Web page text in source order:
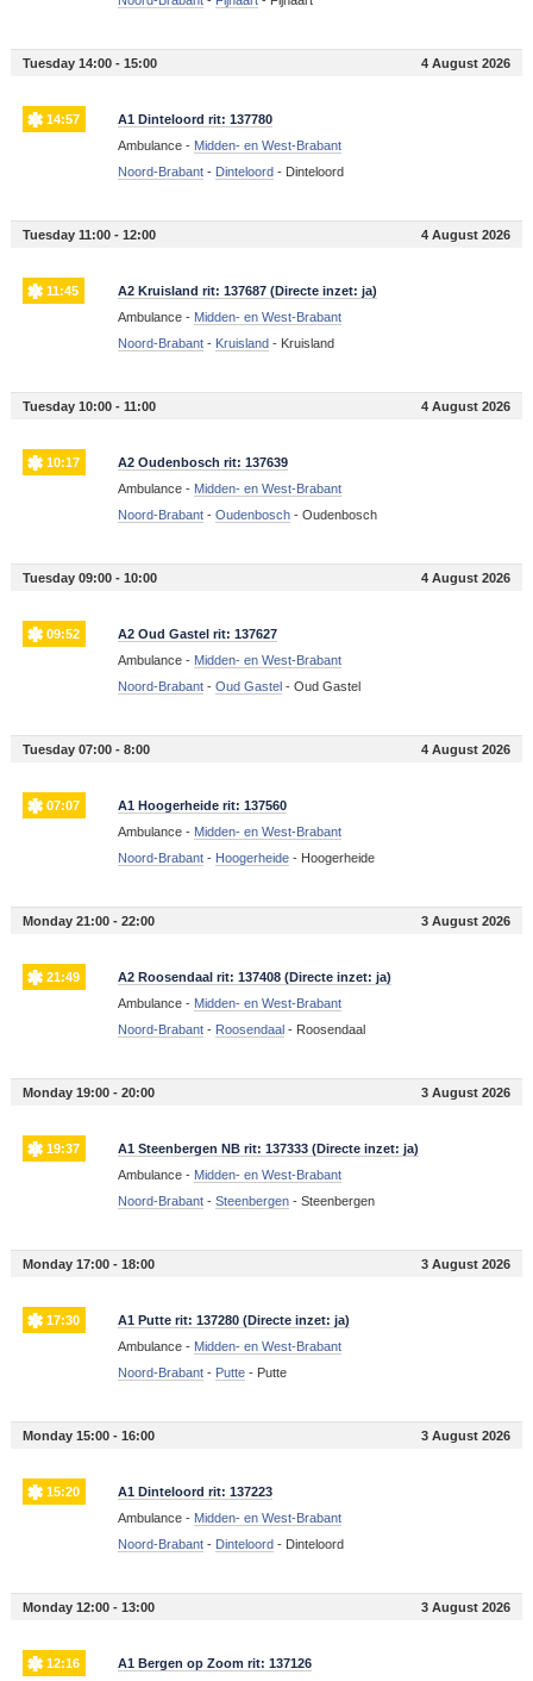
Tuesday 14:00 - 15:00 4 August 2026
14:57
A1 Dinteloord rit: 137780
Ambulance - Midden- en West-Brabant
Noord-Brabant- Dinteloord - Dinteloord
Tuesday 11:00 - 12:00 4 August 2026
11:45
A2 Kruisland rit: 137687 (Directe inzet: ja)
Ambulance - Midden- en West-Brabant
Noord-Brabant- Kruisland - Kruisland
Tuesday 10:00 - 11:00 4 August 2026
10:17
A2 Oudenbosch rit: 137639
Ambulance - Midden- en West-Brabant
Noord-Brabant- Oudenbosch- Oudenbosch
Tuesday 09:00 - 10:00 4 August 2026
09:52
A2 Oud Gastel rit: 137627
Ambulance - Midden- en West-Brabant
Noord-Brabant- Oud Gastel - Oud Gastel
Tuesday 07:00 - 8:00 4 August 2026
07:07
A1 Hoogerheide rit: 137560
Ambulance - Midden- en West-Brabant
Noord-Brabant- Hoogerheide- Hoogerheide
Monday 21:00 - 22:00 3 August 2026
21:49
A2 Roosendaal rit: 137408 (Directe inzet: ja)
Ambulance - Midden- en West-Brabant
Noord-Brabant- Roosendaal - Roosendaal
Monday 19:00 - 20:00 3 August 2026
19:37
A1 Steenbergen NB rit: 137333 (Directe inzet: ja)
Ambulance - Midden- en West-Brabant
Noord-Brabant- Steenbergen- Steenbergen
Monday 17:00 - 18:00 3 August 2026
17:30
A1 Putte rit: 137280 (Directe inzet: ja)
Ambulance - Midden- en West-Brabant
Noord-Brabant- Putte- Putte
Monday 15:00 - 16:00 3 August 2026
15:20
A1 Dinteloord rit: 137223
Ambulance - Midden- en West-Brabant
Noord-Brabant- Dinteloord - Dinteloord
Monday 12:00 - 13:00 3 August 2026
12:16
A1 Bergen op Zoom rit: 137126